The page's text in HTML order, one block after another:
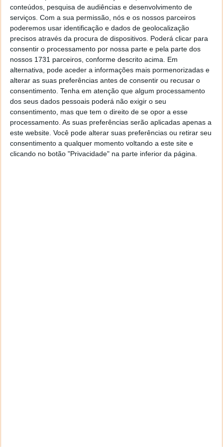
conteúdos, pesquisa de audiências e desenvolvimento de
serviços. Com a sua permissão, nós e os nossos parceiros
poderemos usar identificação e dados de geolocalização
precisos através da procura de dispositivos. Poderá clicar para
consentir o processamento por nossa parte e pela parte dos
nossos 1731 parceiros, conforme descrito acima. Em
alternativa, pode aceder a informações mais pormenorizadas e
alterar as suas preferências antes de consentir ou recusar o
consentimento. Tenha em atenção que algum processamento
dos seus dados pessoais poderá não exigir o seu
consentimento, mas que tem o direito de se opor a esse
processamento. As suas preferências serão aplicadas apenas a
este website. Você pode alterar suas preferências ou retirar seu
consentimento a qualquer momento voltando a este site e
clicando no botão "Privacidade" na parte inferior da página.